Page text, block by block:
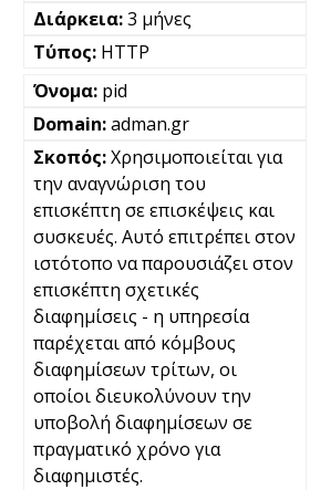
3 μήνες
HTTP
pid
adman.gr
Χρησιμοποιείται για
την αναγνώριση του
επισκέπτη σε επισκέψεις και
συσκευές. Αυτό επιτρέπει στον
ιστότοπο να παρουσιάζει στον
επισκέπτη σχετικές
διαφημίσεις - η υπηρεσία
παρέχεται από κόμβους
διαφημίσεων τρίτων, οι
οποίοι διευκολύνουν την
υποβολή διαφημίσεων σε
πραγματικό χρόνο για
διαφημιστές.